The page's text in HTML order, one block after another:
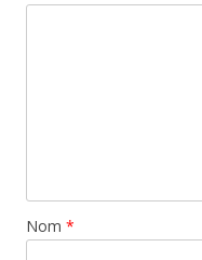
Nom *